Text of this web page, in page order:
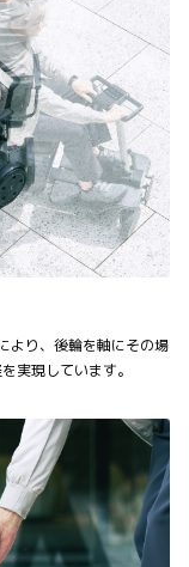
より、後輪を軸にその場
実現しています。